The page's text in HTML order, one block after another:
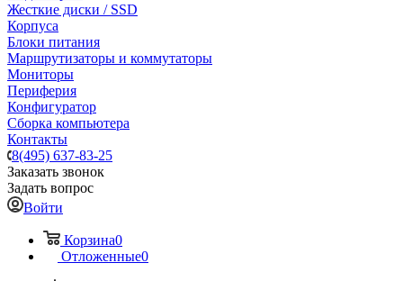
Жесткие диски / SSD
Корпуса
Блоки питания
Маршрутизаторы и коммутаторы
Мониторы
Периферия
Конфигуратор
Сборка компьютера
Контакты
8(495) 637-83-25
Заказать звонок
Задать вопрос
Войти
Корзина0
Отложенные0